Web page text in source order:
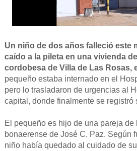
Un niño de dos años falleció este
caído a la pileta en una vivienda
cordobesa de Villa de Las Rosas,
pequeño estaba internado en el
pero lo trasladaron de urgencias al
capital, donde finalmente se registró
El pequeño es hijo de una pareja de
bonaerense de José C. Paz. Según
niño había quedado al cuidado de